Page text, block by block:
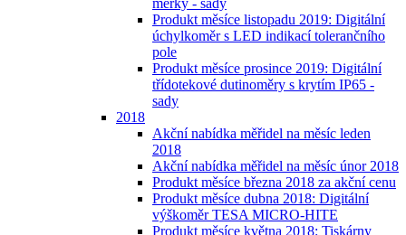
měrky - sady
Produkt měsíce listopadu 2019: Digitální
úchylkoměr s LED indikací tolerančního
pole
Produkt měsíce prosince 2019: Digitální
třídotekové dutinoměry s krytím IP65 -
sady
2018
Akční nabídka měřidel na měsíc leden
2018
Akční nabídka měřidel na měsíc únor 2018
Produkt měsíce března 2018 za akční cenu
Produkt měsíce dubna 2018: Digitální
výškoměr TESA MICRO-HITE
Produkt měsíce května 2018: Tiskárny